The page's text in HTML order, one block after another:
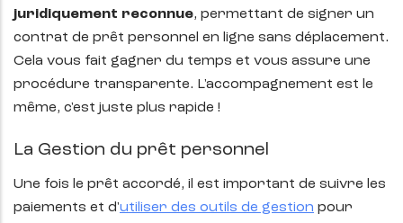
juridiquement reconnue, permettant de signer un
contrat de prêt personnel en ligne sans déplacement.
Cela vous fait gagner du temps et vous assure une
procédure transparente. L'accompagnement est le
même, c'est juste plus rapide !
La Gestion du prêt personnel
Une fois le prêt accordé, il est important de suivre les
paiements et d'utiliser des outils de gestion pour